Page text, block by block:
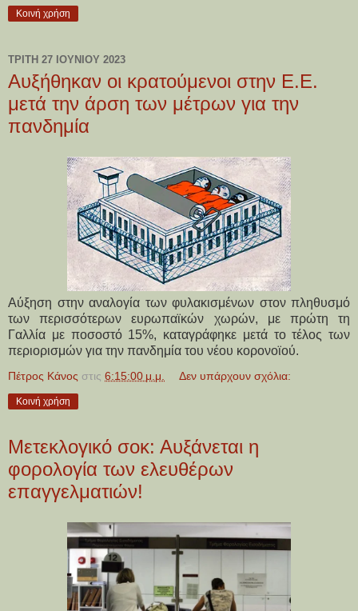
Κοινή χρήση
ΤΡΊΤΗ 27 ΙΟΥΝΊΟΥ 2023
Αυξήθηκαν οι κρατούμενοι στην Ε.Ε.
μετά την άρση των μέτρων για την
πανδημία
Αύξηση στην αναλογία των φυλακισμένων στον πληθυσμό
των περισσότερων ευρωπαϊκών χωρών, με πρώτη τη
Γαλλία με ποσοστό 15%, καταγράφηκε μετά το τέλος των
περιορισμών για την πανδημία του νέου κορονοϊού.
Πέτρος Κάνος στις 6:15:00 μ.μ. Δεν υπάρχουν σχόλια:
Κοινή χρήση
Μετεκλογικό σοκ: Αυξάνεται η
φορολογία των ελευθέρων
επαγγελματιών!